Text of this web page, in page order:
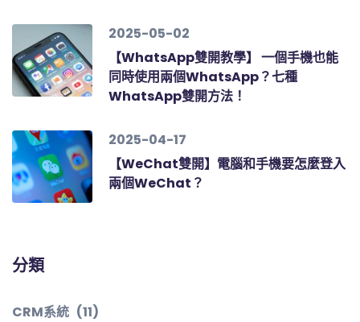
2025-05-02
【WhatsApp雙開教學】 一個手機也能
同時使用兩個WhatsApp？七種
WhatsApp雙開方法！
2025-04-17
【WeChat雙開】電腦和手機要怎麼登入
兩個WeChat？
分類
CRM系統 (11)